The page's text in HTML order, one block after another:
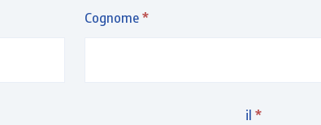
Cognome *
il *